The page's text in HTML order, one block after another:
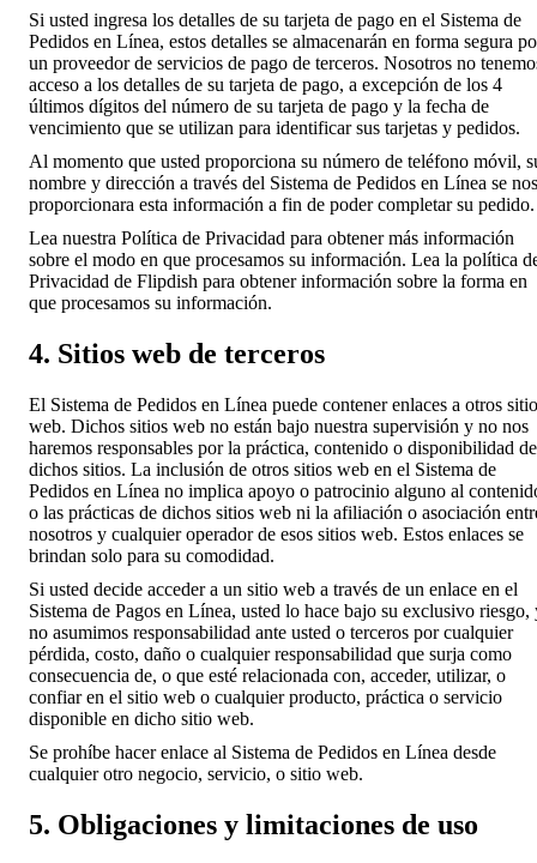
Si usted ingresa los detalles de su tarjeta de pago en el Sistema de
Pedidos en Línea, estos detalles se almacenarán en forma segura
un proveedor de servicios de pago de terceros. Nosotros no
acceso a los detalles de su tarjeta de pago, a excepción de los 4
últimos dígitos del número de su tarjeta de pago y la fecha de
vencimiento que se utilizan para identificar sus tarjetas y pedidos.
Al momento que usted proporciona su número de teléfono móvil,
nombre y dirección a través del Sistema de Pedidos en Línea se nos
proporcionara esta información a fin de poder completar su pedido.
Lea nuestra Política de Privacidad para obtener más información
sobre el modo en que procesamos su información. Lea la política
Privacidad de Flipdish para obtener información sobre la forma en
que procesamos su información.
4. Sitios web de terceros
El Sistema de Pedidos en Línea puede contener enlaces a otros
web. Dichos sitios web no están bajo nuestra supervisión y no nos
haremos responsables por la práctica, contenido o disponibilidad de
dichos sitios. La inclusión de otros sitios web en el Sistema de
Pedidos en Línea no implica apoyo o patrocinio alguno al
o las prácticas de dichos sitios web ni la afiliación o asociación
nosotros y cualquier operador de esos sitios web. Estos enlaces se
brindan solo para su comodidad.
Si usted decide acceder a un sitio web a través de un enlace en el
Sistema de Pagos en Línea, usted lo hace bajo su exclusivo riesgo,
no asumimos responsabilidad ante usted o terceros por cualquier
pérdida, costo, daño o cualquier responsabilidad que surja como
consecuencia de, o que esté relacionada con, acceder, utilizar, o
confiar en el sitio web o cualquier producto, práctica o servicio
disponible en dicho sitio web.
Se prohíbe hacer enlace al Sistema de Pedidos en Línea desde
cualquier otro negocio, servicio, o sitio web.
5. Obligaciones y limitaciones de uso